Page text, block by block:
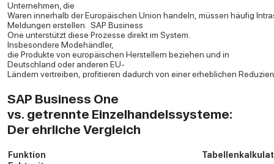
Unternehmen, die
Waren innerhalb der Europäischen Union handeln, müssen häufig
Meldungen erstellen. SAP Business
One unterstützt diese Prozesse direkt im System.
Insbesondere Modehändler,
die Produkte von europäischen Herstellern beziehen und in
Deutschland oder anderen EU-
Ländern vertreiben, profitieren dadurch von einer erheblichen
SAP Business One
vs. getrennte Einzelhandelssysteme:
Der ehrliche Vergleich
Funktion